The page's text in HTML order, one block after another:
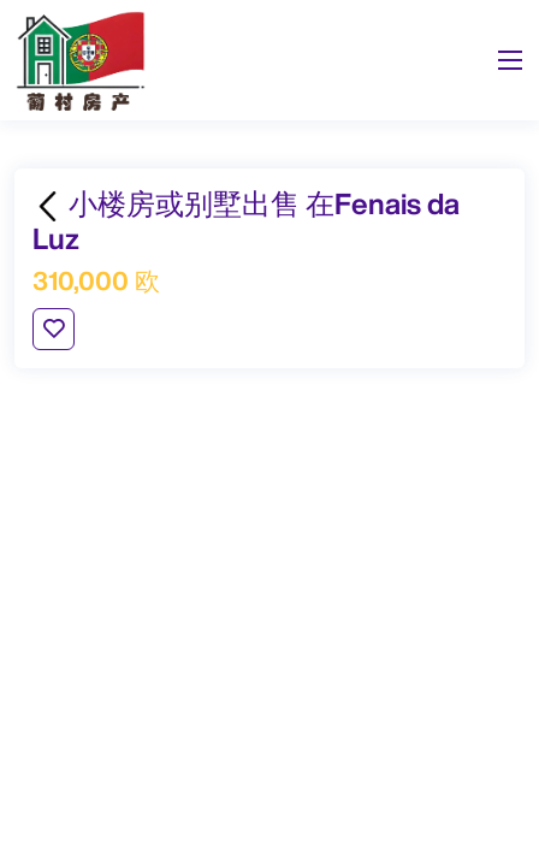
小楼房或别墅出售 在Fenais da
Luz
310,000 欧